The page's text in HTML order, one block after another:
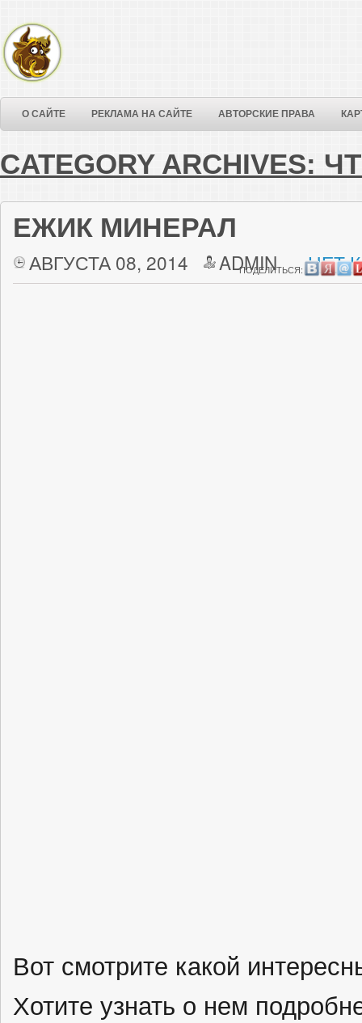
О САЙТЕ РЕКЛАМА НА САЙТЕ АВТОРСКИЕ ПРАВА
CATEGORY ARCHIVES:
ЕЖИК МИНЕРАЛ
АВГУСТА 08, 2014 ADMIN НЕТ
ПОДЕЛИТЬСЯ:
Вот смотрите какой
Хотите узнать о нем